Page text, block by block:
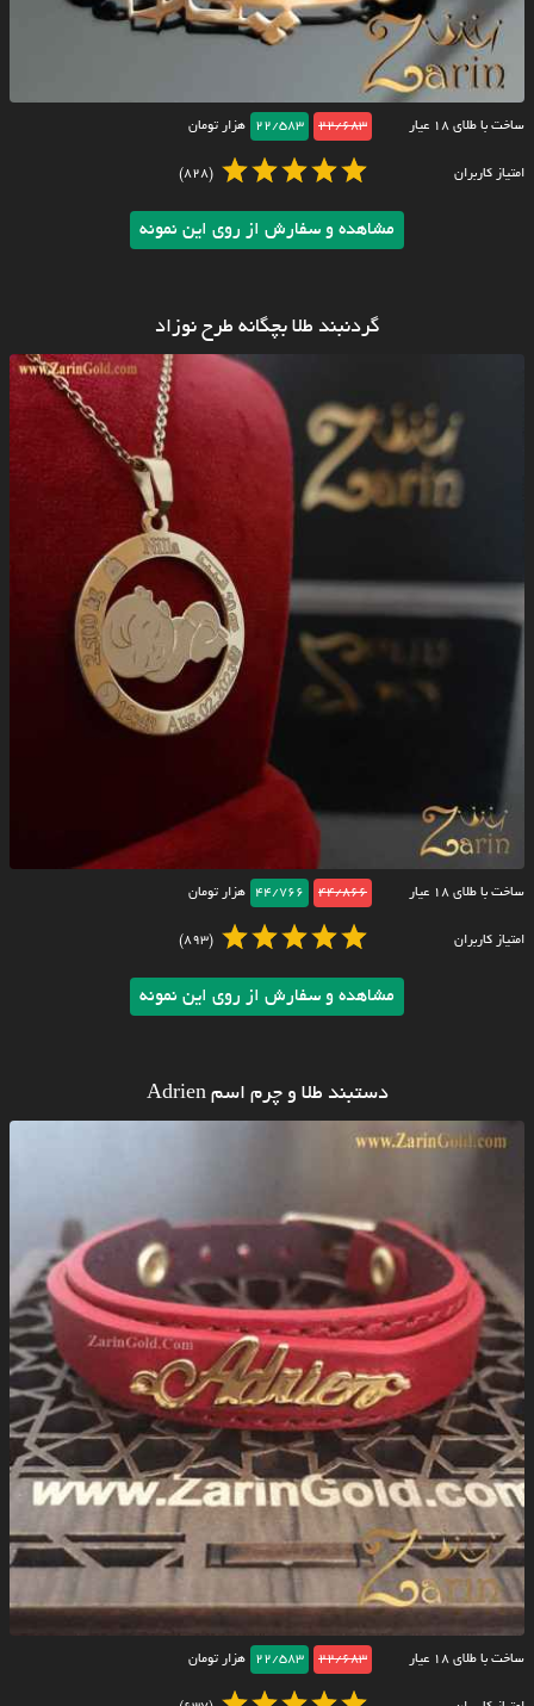
ساخت با طلای ۱۸ عیار 22/683
22/583 هزار تومان
امتیاز کاربران (828)
مشاهده و سفارش از روی این نمونه
گردنبند طلا بچگانه طرح نوزاد
ساخت با طلای ۱۸ عیار 44/866
44/766 هزار تومان
امتیاز کاربران (893)
مشاهده و سفارش از روی این نمونه
دستبند طلا و چرم اسم Adrien
ساخت با طلای ۱۸ عیار 22/683
22/583 هزار تومان